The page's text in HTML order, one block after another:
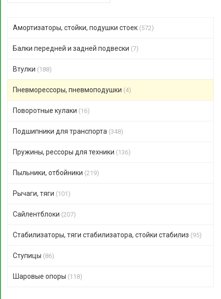
Амортизаторы, стойки, подушки стоек (572)
Балки передней и задней подвески (7)
Втулки (188)
Пневморессоры, пневмоподушки (4)
Поворотные кулаки (16)
Подшипники для транспорта (348)
Пружины, рессоры для техники (136)
Пыльники, отбойники (219)
Рычаги, тяги (101)
Сайлентблоки (207)
Стабилизаторы, тяги стабилизатора, стойки стабилиз (95)
Ступицы (86)
Шаровые опоры (118)